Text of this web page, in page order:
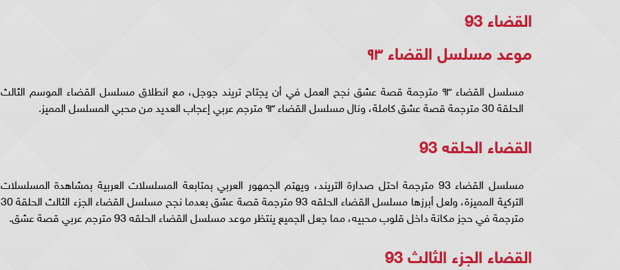
القضاء 93
موعد مسلسل القضاء ۹٣
مسلسل القضاء ۹٣ مترجمة قصة عشق نجح العمل في أن يجتاح تريند جوجل، مع انطلاق مسلسل القضاء الموسم الثالث
الحلقة 30 مترجمة قصة عشق كاملة، ونال مسلسل القضاء ۹٣ مترجم عربي إعجاب العديد من محبي المسلسل المميز.
القضاء الحلقه 93
مسلسل القضاء 93 مترجمة احتل صدارة التريند، ويهتم الجمهور العربي بمتابعة المسلسلات العربية بمشاهدة المسلسلات
التركية المميزة، ولعل أبرزها مسلسل القضاء الحلقه 93 مترجمة قصة عشق بعدما نجح مسلسل القضاء الجزء الثالث الحلقة 30
مترجمة في حجز مكانة داخل قلوب محبيه، مما جعل الجميع ينتظر موعد مسلسل القضاء الحلقه 93 مترجم عربي قصة عشق.
القضاء الجزء الثالث 93